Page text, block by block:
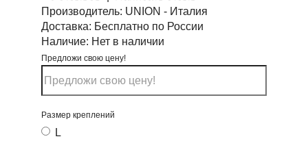
Производитель: UNION - Италия
Доставка: Бесплатно по России
Наличие: Нет в наличии
Предложи свою цену!
Размер креплений
L